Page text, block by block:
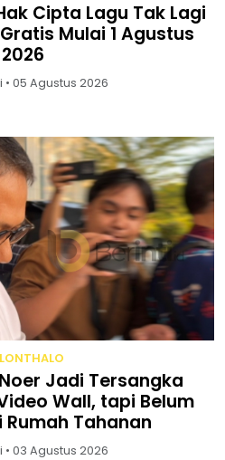
Cipta Lagu Tak Lagi
Mulai 1 Agustus
2026
• 05 Agustus 2026
Jadi Tersangka
Wall, tapi Belum
Tahanan
• 03 Agustus 2026